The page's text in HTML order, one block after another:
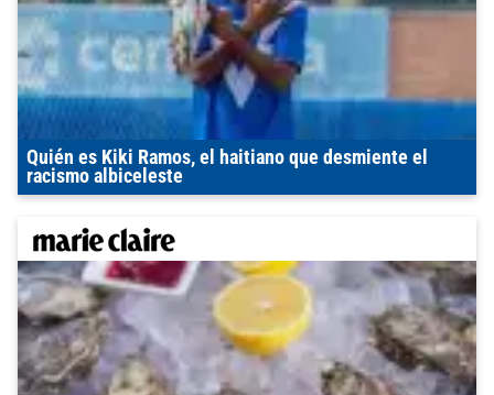
Quién es Kiki Ramos, el haitiano que desmiente el
racismo albiceleste